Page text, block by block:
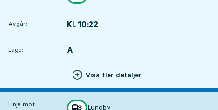
Avgår: Kl. 10:22
Läge:
LÄGE, A
,
Visa fler detaljer
Linje mot: linje
3 Lundby